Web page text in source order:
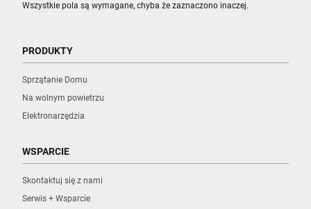
Wszystkie pola są wymagane, chyba że zaznaczono inaczej.
PRODUKTY
Sprzątanie Domu
Na wolnym powietrzu
Elektronarzędzia
WSPARCIE
Skontaktuj się z nami
Serwis + Wsparcie